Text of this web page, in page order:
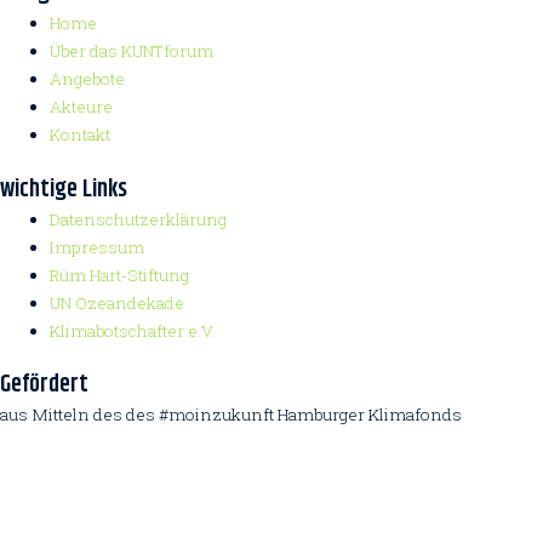
Home
Über das KUNTforum
Angebote
Akteure
Kontakt
wichtige Links
Datenschutzerklärung
Impressum
Rüm Hart-Stiftung
UN Ozeandekade
Klimabotschafter e.V.
Gefördert
aus Mitteln des des #moinzukunft Hamburger Klimafonds